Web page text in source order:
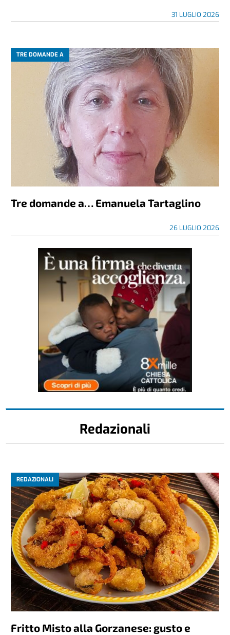
31 LUGLIO 2026
TRE DOMANDE A
Tre domande a… Emanuela Tartaglino
26 LUGLIO 2026
Redazionali
REDAZIONALI
Fritto Misto alla Gorzanese: gusto e